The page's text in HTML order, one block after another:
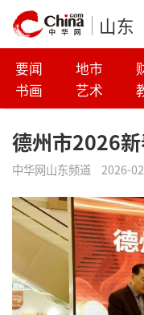
山东
要闻 地市
书画
艺术
德州市2026
中华网山东频道 2026-